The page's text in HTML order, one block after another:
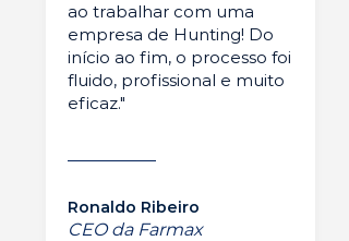
ao trabalhar com uma
empresa de Hunting! Do
início ao fim, o processo foi
fluido, profissional e muito
eficaz."
Ronaldo Ribeiro
CEO da Farmax